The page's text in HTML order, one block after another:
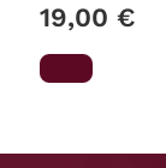
19,00 €